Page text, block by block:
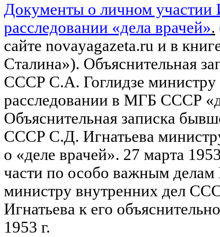
Документы о личном участии
расследовании «дела врачей».
сайте novayagazeta.ru и в
Сталина»). Объяснительная
СССР С.А. Гоглидзе
расследовании в МГБ СССР
Объяснительная записка
СССР С.Д. Игнатьева
о «деле врачей». 27 марта
части по особо важным
министру внутренних дел
Игнатьева к его
1953 г.